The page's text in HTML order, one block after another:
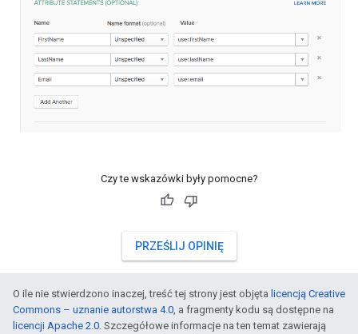
Czy te wskazówki były pomocne?
PRZEŚLIJ OPINIĘ
O ile nie stwierdzono inaczej, treść tej strony jest objęta licencją Creative
Commons – uznanie autorstwa 4.0 , a fragmenty kodu są dostępne na
licencji Apache 2.0 . Szczegółowe informacje na ten temat zawierają